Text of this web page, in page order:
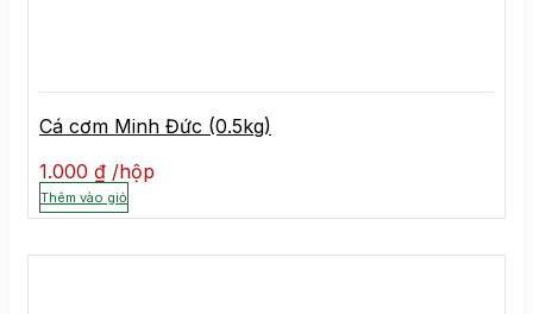
Cá cơm Minh Đức (0.5kg)
1.000 ₫ hộp
Thêm vào giỏ